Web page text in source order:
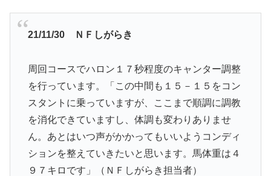
21/11/30 ＮＦしがらき
周回コースでハロン１７秒程度のキャンター調整
を行っています。「この中間も１５－１５をコン
スタントに乗っていますが、ここまで順調に調教
を消化できていますし、体調も変わりありませ
ん。あとはいつ声がかかってもいいようコンディ
ションを整えていきたいと思います。馬体重は４
９７キロです」（ＮＦしがらき担当者）